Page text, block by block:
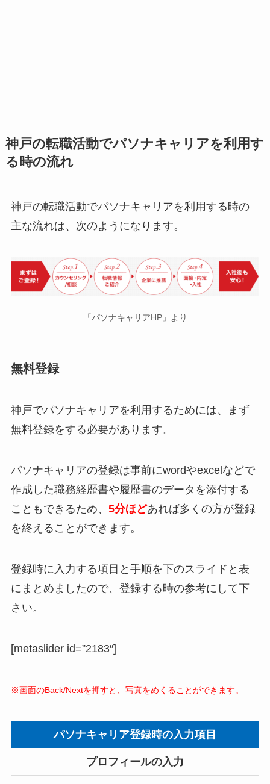
神戸の転職活動でパソナキャリアを利用す
る時の流れ
神戸の転職活動でパソナキャリアを利用する時の
主な流れは、次のようになります。
「パソナキャリアHP」より
無料登録
神戸でパソナキャリアを利用するためには、まず
無料登録をする必要があります。
パソナキャリアの登録は事前にwordやexcelなどで
作成した職務経歴書や履歴書のデータを添付する
こともできるため、 5分ほどあれば多くの方が登録
を終えることができます。
登録時に入力する項目と手順を下のスライドと表
にまとめましたので、登録する時の参考にして下
さい。
[metaslider id=”2183″]
※画面のBack/Nextを押すと、写真をめくることができます。
パソナキャリア登録時の入力項目
プロフィールの入力